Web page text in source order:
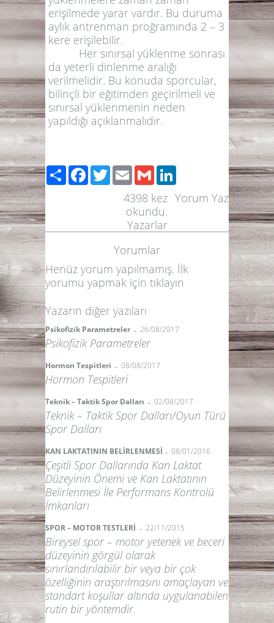
erişilmede yarar vardır. Bu duruma
aylık antrenman proğramında 2 – 3
kere erişilebilir.
Her sınırsal yüklenme sonrası
da yeterli dinlenme aralığı
verilmelidir. Bu konuda sporcular,
bilinçli bir eğitimden geçirilmeli ve
sınırsal yüklenmenin neden
yapıldığı açıklanmalıdır.
PaylaşFacebook
TwitterEmailGmail
Yorum Yaz
4398 kez
okundu.
Yazarlar
Yorumlar
Henüz yorum yapılmamış. İlk
yorumu yapmak için tıklayın
Yazarın diğer yazıları
Psikofizik Parametreler - 26/08/2017
Psikofizik Parametreler
Hormon Tespitleri - 08/08/2017
Hormon Tespitleri
Teknik – Taktik Spor Dalları - 02/08/2017
Teknik – Taktik Spor Dalları/Oyun Türü
Spor Dalları
KAN LAKTATININ BELİRLENMESİ - 08/01/2016
Çeşitli Spor Dallarında Kan Laktat
Düzeyinin Önemi ve Kan Laktatının
Belirlenmesi İle Performans Kontrolü
İmkanları
SPOR – MOTOR TESTLERİ - 22/11/2015
Bireysel spor – motor yetenek ve beceri
düzeyinin görgül olarak
sınırlandırılabilir bir veya bir çok
özelliğinin araştırılmasını amaçlayan ve
standart koşullar altında uygulanabilen
rutin bir yöntemdir.